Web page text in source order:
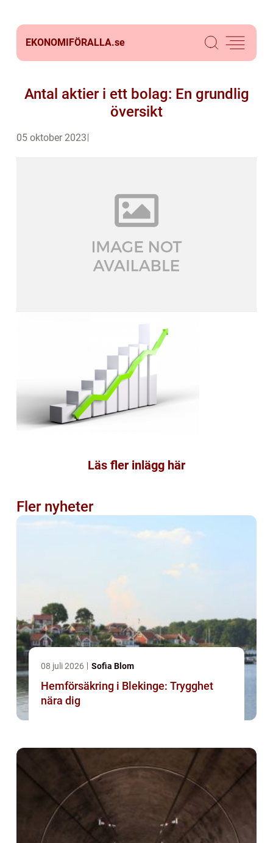
EKONOMIFÖRALLA.se
Antal aktier i ett bolag: En grundlig
översikt
05 oktober 2023
Läs fler inlägg här
Fler nyheter
08 juli 2026 Sofia Blom
Hemförsäkring i Blekinge: Trygghet
nära dig